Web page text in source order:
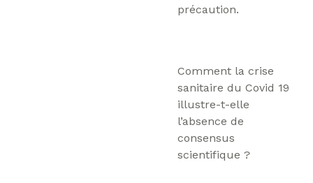
précaution.
Comment la crise
sanitaire du Covid 19
illustre-t-elle
l’absence de
consensus
scientifique ?